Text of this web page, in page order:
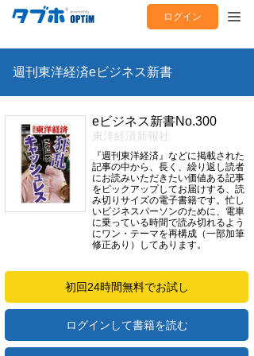
ログイン
週刊東洋経済eビジネス新書
eビジネス新書No.300
東洋経済新報社
『週刊東洋経済』などに掲載された
記事の中から、長く、繰り返し読者
にお読みいただきたい価値ある記事
をピックアップしてお届けする、読
み切りサイズの電子書籍です。忙し
いビジネスパーソンのために、電車
に乗っている時間で読み切れるよう
にワン・テーマを再構成（一部加筆
修正あり）してあります。
初回24時間無料でお試し
ログインして書籍を読む